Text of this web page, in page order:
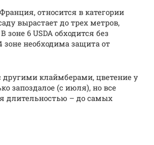
относится в категории
вырастает до трех метров,
зоне 6 USDA обходится без
зоне необходима защита от
другими клаймберами, цветение у
запоздалое (с июля), но все
длительностью – до самых